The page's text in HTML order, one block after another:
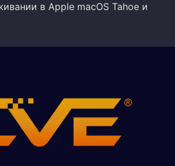
в Apple macOS Tahoe и